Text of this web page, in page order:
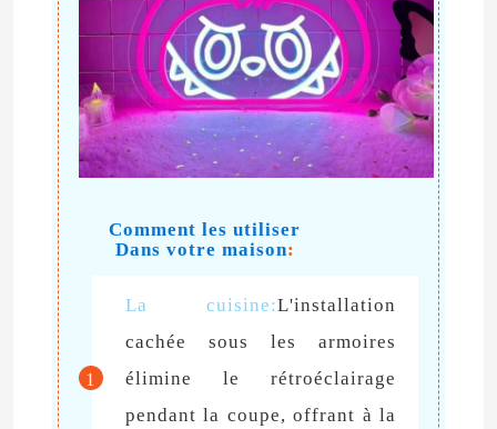
Lumière de bande au néon de silicone
lumière menée d'épi
Lumière de bande flexible de LED
Lumière linéaire d'horizon
Sous la lumière de bande du Cabinet LED
Lumière de bijoux de LED
Comment les utiliser
Dans votre maison:
1
La cuisine:L'installation
cachée sous les armoires
élimine le rétroéclairage
pendant la coupe, offrant à la